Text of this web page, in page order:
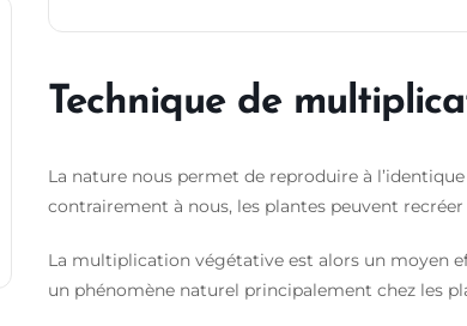
Technique de
La nature nous permet de reproduire à
contrairement à nous, les plantes peuvent
La multiplication végétative est alors un moyen
un phénomène naturel principalement chez les